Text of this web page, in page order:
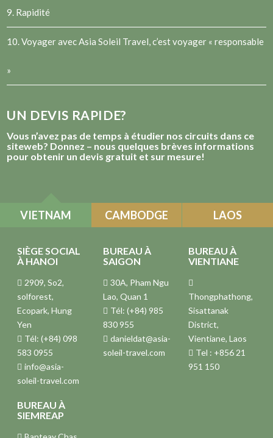
9. Rapidité
10. Voyager avec Asia Soleil Travel, c’est voyager « responsable
»
UN DEVIS RAPIDE?
Vous n’avez pas de temps à étudier nos circuits dans ce
siteweb? Donnez – nous quelques brèves informations
pour obtenir un devis gratuit et sur mesure!
VIETNAM CAMBODGE LAOS
SIÈGE SOCIAL
À HANOI
2909, So2,
solforest,
Ecopark, Hung
Yen
Tél: (+84) 098
583 0955
info@asia-
soleil-travel.com
BUREAU À
SAIGON
30A, Pham Ngu
Lao, Quan 1
Tél: (+84) 985
830 955
danieldat@asia-
soleil-travel.com
BUREAU À
VIENTIANE
Thongphathong,
Sisattanak
District,
Vientiane, Laos
Tel : +856 21
951 150
BUREAU À
SIEMREAP